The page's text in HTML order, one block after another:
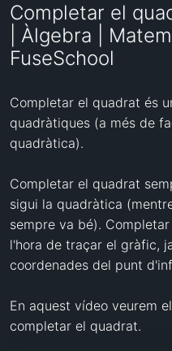
Completar el
| Àlgebra |
FuseSchool
Completar el quadrat és
quadràtiques (a més de
quadràtica).
Completar el quadrat
sigui la quadràtica
sempre va bé).
l'hora de traçar el gràfic,
coordenades del punt
En aquest vídeo veurem
completar el quadrat.